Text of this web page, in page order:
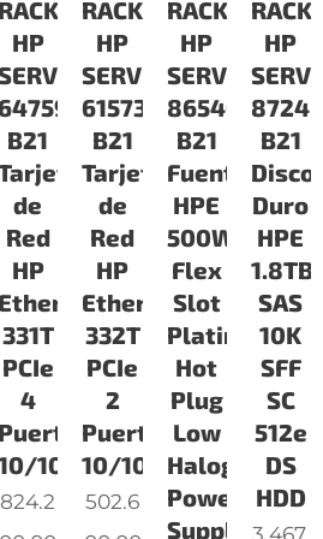
RACK
HP
B21
de
Red
HP
Ethernet
331T
PCIe
4
Puertos
100/1000
824.2
RACK
HP
SERVIDORES
615732-
B21
Tarjeta
de
Red
HP
Ethernet
332T
PCIe
2
Puertos
10/100/1000
502.6
RACK
HP
SERVIDORES
865408-
B21
Fuente
HPE
500W
Flex
Slot
Platinum
Hot
Plug
Low
Halogen
Power
Supply
RACK
HP
B21
Disco
Duro
HPE
1.8TB
SAS
10K
SFF
SC
512e
DS
HDD
3.467.